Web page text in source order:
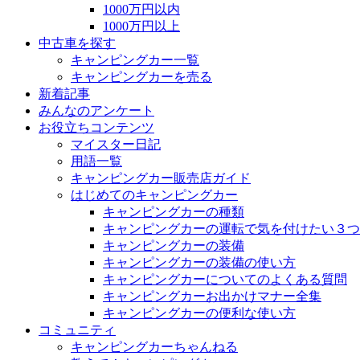
1000万円以内
1000万円以上
中古車を探す
キャンピングカー一覧
キャンピングカーを売る
新着記事
みんなのアンケート
お役立ちコンテンツ
マイスター日記
用語一覧
キャンピングカー販売店ガイド
はじめてのキャンピングカー
キャンピングカーの種類
キャンピングカーの運転で気を付けたい３
キャンピングカーの装備
キャンピングカーの装備の使い方
キャンピングカーについてのよくある質問
キャンピングカーお出かけマナー全集
キャンピングカーの便利な使い方
コミュニティ
キャンピングカーちゃんねる